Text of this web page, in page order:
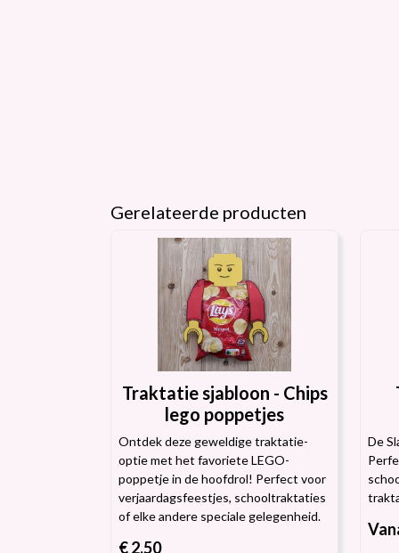
Gerelateerde producten
Traktatie sjabloon - Chips
lego poppetjes
Ontdek deze geweldige traktatie-
optie met het favoriete LEGO-
poppetje in de hoofdrol! Perfect voor
verjaardagsfeestjes, schooltraktaties
of elke andere speciale gelegenheid.
€ 2.50
De